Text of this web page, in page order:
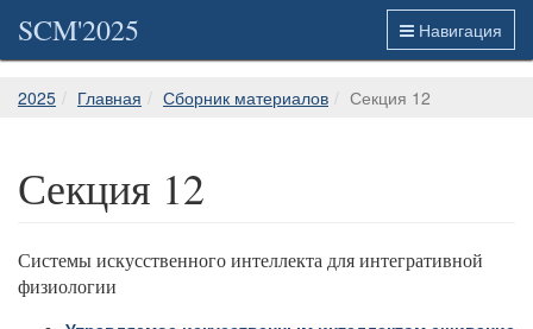
Навигация
SCM'2025
2025 Главная Сборник материалов Секция 12
Секция 12
Системы искусственного интеллекта для интегративной
физиологии